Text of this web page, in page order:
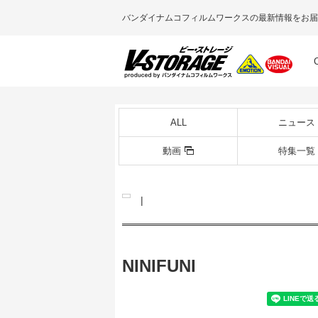
バンダイナムコフィルムワークスの最新情報をお
ALL ニュース
動画 特集一覧
|
NINIFUNI